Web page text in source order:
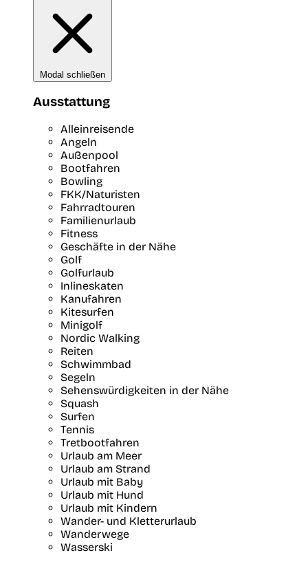
Modal schließen
Ausstattung
Alleinreisende
Angeln
Außenpool
Bootfahren
Bowling
FKK/Naturisten
Fahrradtouren
Familienurlaub
Fitness
Geschäfte in der Nähe
Golf
Golfurlaub
Inlineskaten
Kanufahren
Kitesurfen
Minigolf
Nordic Walking
Reiten
Schwimmbad
Segeln
Sehenswürdigkeiten in der Nähe
Squash
Surfen
Tennis
Tretbootfahren
Urlaub am Meer
Urlaub am Strand
Urlaub mit Baby
Urlaub mit Hund
Urlaub mit Kindern
Wander- und Kletterurlaub
Wanderwege
Wasserski